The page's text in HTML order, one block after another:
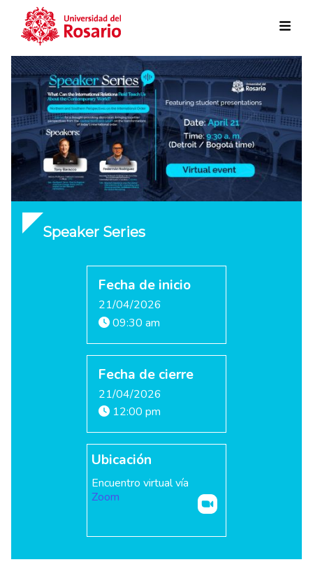
Skip to main content
Speaker Series
Fecha de inicio
21/04/2026
09:30 am
Fecha de cierre
21/04/2026
12:00 pm
Ubicación
Encuentro virtual vía
Zoom